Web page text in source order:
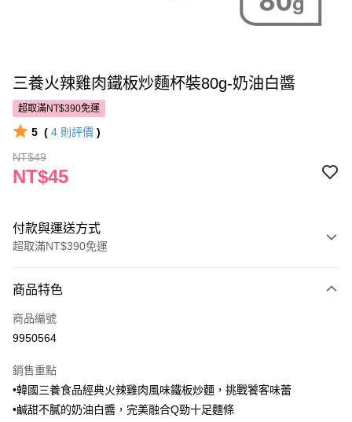
三養火辣雞肉鐵板炒麵杯裝80g-奶油白醬
超取滿NT$390免運
5 ( 4 則評價 )
NT$49
NT$45
付款與運送方式
超取滿NT$390免運
POYA支付
信用卡一次付款
LINE Pay
Apple Pay
商品特色
商品編號
9950564
銷售重點
•韓國三養食品經典火辣雞肉風味鐵板炒麵，挑戰饕客味蕾
•鹹甜不膩的奶油白醬，完美融合Q勁十足麵條